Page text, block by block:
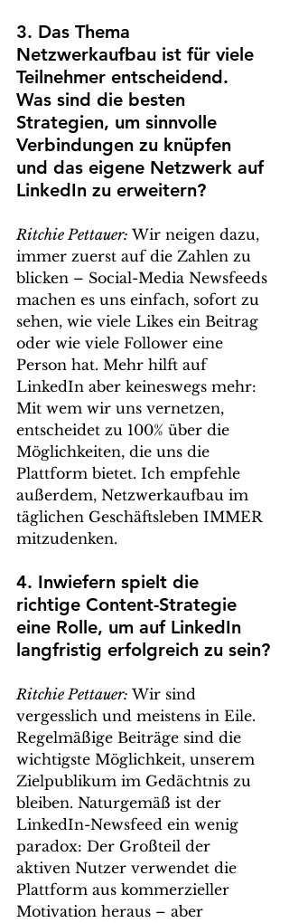
3. Das Thema
Netzwerkaufbau ist für viele
Teilnehmer entscheidend.
Was sind die besten
Strategien, um sinnvolle
Verbindungen zu knüpfen
und das eigene Netzwerk auf
LinkedIn zu erweitern?
Ritchie Pettauer: Wir neigen dazu,
immer zuerst auf die Zahlen zu
blicken – Social-Media Newsfeeds
machen es uns einfach, sofort zu
sehen, wie viele Likes ein Beitrag
oder wie viele Follower eine
Person hat. Mehr hilft auf
LinkedIn aber keineswegs mehr:
Mit wem wir uns vernetzen,
entscheidet zu 100% über die
Möglichkeiten, die uns die
Plattform bietet. Ich empfehle
außerdem, Netzwerkaufbau im
täglichen Geschäftsleben IMMER
mitzudenken.
4. Inwiefern spielt die
richtige Content-Strategie
eine Rolle, um auf LinkedIn
langfristig erfolgreich zu sein?
Ritchie Pettauer: Wir sind
vergesslich und meistens in Eile.
Regelmäßige Beiträge sind die
wichtigste Möglichkeit, unserem
Zielpublikum im Gedächtnis zu
bleiben. Naturgemäß ist der
LinkedIn-Newsfeed ein wenig
paradox: Der Großteil der
aktiven Nutzer verwendet die
Plattform aus kommerzieller
Motivation heraus – aber